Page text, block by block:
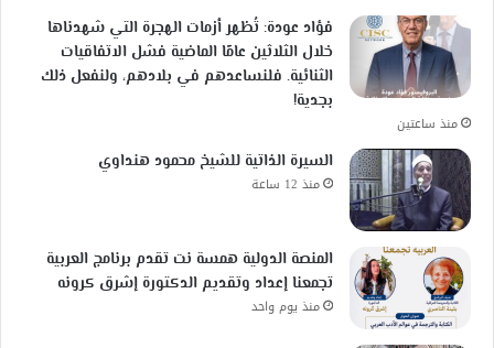
فؤاد عودة: تُظهر أزمات الهجرة التي شهدناها
خلال الثلاثين عامًا الماضية فشل الاتفاقيات
الثنائية. فلنساعدهم في بلادهم، ولنفعل ذلك
بجدية!
منذ ساعتين
السيرة الذاتية للشيخ محمود هنداوي
منذ 12 ساعة
المنصة الدولية همسة نت تقدم برنامج العربية
تجمعنا إعداد وتقديم الدكتورة إشرق كرونه
منذ يوم واحد